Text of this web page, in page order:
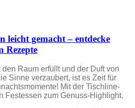
leicht gemacht – entdecke
Rezepte
Raum erfüllt und der Duft von
Sinne verzaubert, ist es Zeit für
Mit der Tischline-
Festessen zum Genuss-Highlight.